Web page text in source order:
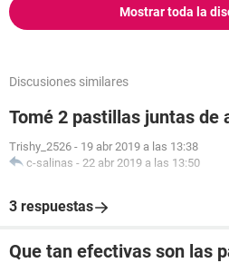
Mostrar toda la
Discusiones similares
Tomé 2 pastillas juntas de
Trishy_2526 - 19 abr 2019 a las 13:38
c-salinas - 22 abr 2019 a las 13:50
3 respuestas
Que tan efectivas son las